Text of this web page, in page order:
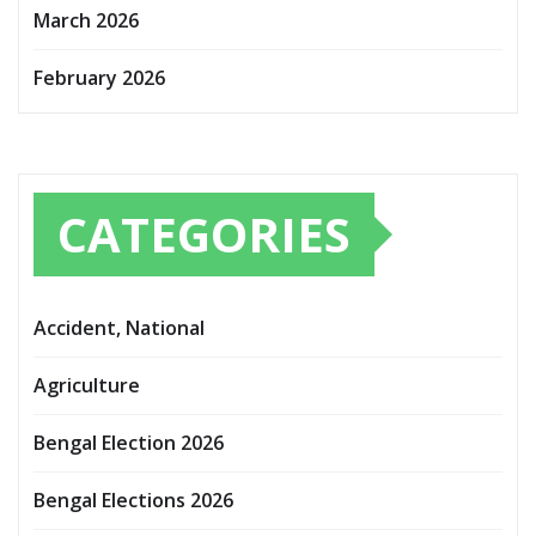
March 2026
February 2026
CATEGORIES
Accident, National
Agriculture
Bengal Election 2026
Bengal Elections 2026